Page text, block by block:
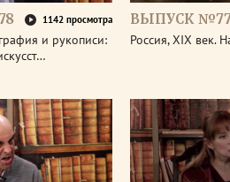
1142 просмотра
и рукописи:
ВЫПУСК
Россия, XIX век.